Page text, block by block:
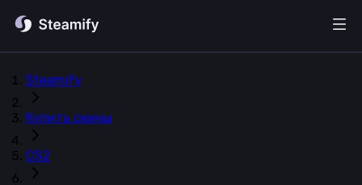
Steamify
Купить скины
CS2